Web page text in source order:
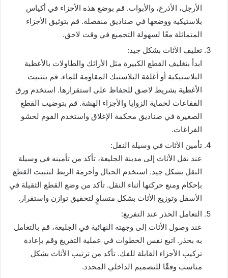
الأرجل، الأذرع، والأبواب. قم بوضع هذه الأجزاء في أكياس
بلاستيكية ووضعها في صناديق منفصلة. قم بتوثيق الأجزاء
المتماثلة معًا لسهولة التجميع في وقت لاحق.
تغليف الأثاث بشكل جيد:
ابدأ بتغليف القطع الكبيرة مثل الأرائك والطاولات بالأغطية
البلاستيكية أو أغلفة البلاستيك المقاومة للماء. قم بتثبيت
الأغطية بشريط لاصق للحفاظ على استقرارها. استخدم ورق
الفقاعات لحماية الزوايا والأجزاء الهشة. قم بتوضيب القطع
الصغيرة في صناديق محكمة الإغلاق واستخدم الفوم لحشو
الفراغات.
تأمين الأثاث في وسيلة النقل:
عند نقل الأثاث إلى مدينة الجليعة، تأكد من تأمينه في وسيلة
النقل بشكل جيد. استخدم الحبال وأحزمة الربط لتثبيت القطع
بإحكام ومنع حركتها أثناء النقل. تأكد من وضع القطع الثقيلة في
الأسفل وتوزيع الأثاث بشكل متساوٍ لتحقيق توازن واستقرار.
التعامل الحذر عند التفريغ:
عند وصول الأثاث إلى وجهته النهائية في الجليعة، قم بالتعامل
به بحذر. اتبع نفس الخطوات في عملية التفريغ وقم بإعادة
تركيب الأجزاء القابلة للفك. تأكد من ترتيب الأثاث بشكل
مناسب وفقًا للتصميم الداخلي المحدد.